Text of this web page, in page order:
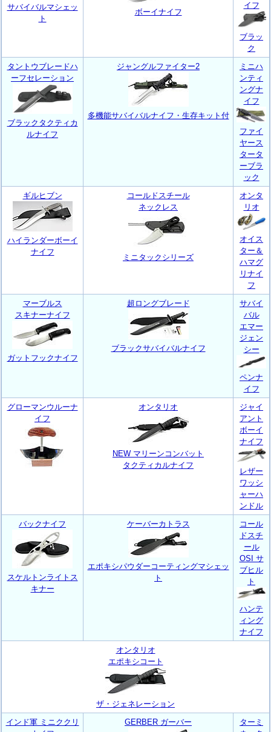
サバイバルマシェッ
ト
ボーイナイフ
イフ
ブラッ
ク
タントウブレードハ
ーフセレーション
ブラックタクティカ
ルナイフ
ジャングルファイター2
多機能サバイバルナイフ・生存キット付
ミニハ
ンティ
ングナ
イフ
ファイ
ヤース
タータ
ーブラ
ック
ギルヒブン
ハイランダーボーイ
ナイフ
コールドスチール
ネックレス
ミニタックシリーズ
オンタ
リオ
オイス
ター＆
ハマグ
リナイ
フ
マーブルス
スキナーナイフ
ガットフックナイフ
超ロングブレード
ブラックサバイバルナイフ
サバイ
バル
エマー
ジェン
シー
ペンナ
イフ
グローマンウルーナ
イフ
オンタリオ
NEW マリーンコンバット
タクティカルナイフ
ジャイ
アント
ボーイ
ナイフ
レザー
ワッシ
ャーハ
ンドル
バックナイフ
スケルトンライトス
キナー
ケーバーカトラス
エポキシパウダーコーティングマシェッ
ト
コール
ドスチ
ール
OSI サ
ブヒル
ト
ハンテ
ィング
ナイフ
オンタリオ
エポキシコート
ザ・ジェネレーション
インド軍 ミニククリ
GERBER ガーバー
ターミ